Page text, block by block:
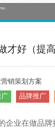
网...才好（提
销策划方案
广 品牌推广
企业在做品牌